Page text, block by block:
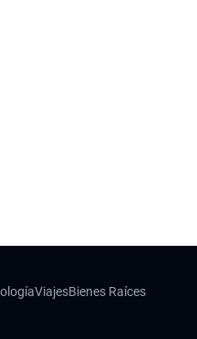
ViajesBienes Raíces